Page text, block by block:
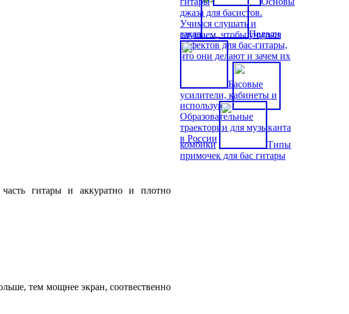
гитары и аккуратно и плотно
тем мощнее экран, соотвественно
заказ
Педали
эффектов для бас-гитары,
что они делают и зачем их
используют
Образовательные
траектории для музыканта
в России
джаза для басистов.
Учимся слушать и
слушаем, чтобы учиться
Басовые
усилители, кабинеты и
комбики
Типы
примочек для бас гитары